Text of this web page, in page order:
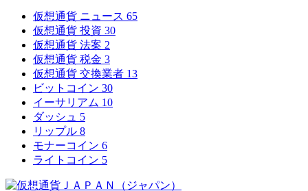
仮想通貨 ニュース 65
仮想通貨 投資 30
仮想通貨 法案 2
仮想通貨 税金 3
仮想通貨 交換業者 13
ビットコイン 30
イーサリアム 10
ダッシュ 5
リップル 8
モナーコイン 6
ライトコイン 5